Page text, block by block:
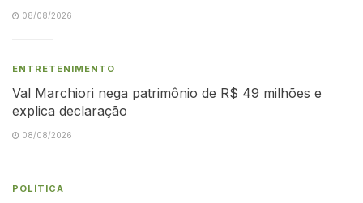
08/08/2026
ENTRETENIMENTO
Val Marchiori nega patrimônio de R$ 49 milhões e
explica declaração
08/08/2026
POLÍTICA